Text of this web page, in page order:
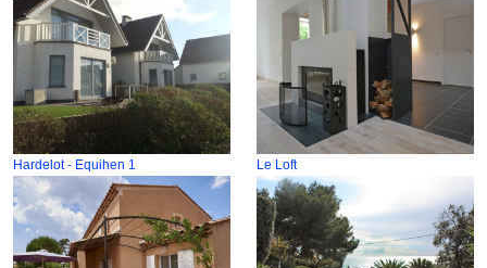
Hardelot - Equihen 1 Le Loft